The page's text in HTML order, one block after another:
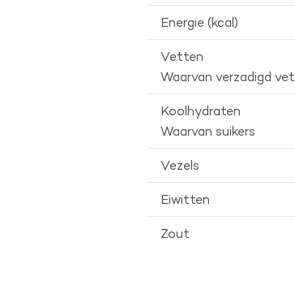
Energie (kcal)
Vetten
Waarvan verzadigd vet
Koolhydraten
Waarvan suikers
Vezels
Eiwitten
Zout